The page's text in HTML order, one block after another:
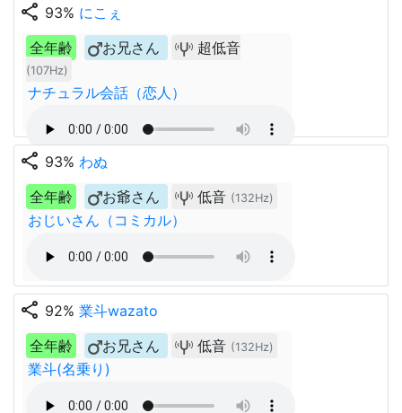
share 93% にこぇ
全年齢
お兄さん 超低音
(107Hz)
ナチュラル会話（恋人）
share 93% わぬ
全年齢
お爺さん 低音 (132Hz)
おじいさん（コミカル）
share 92% 業斗wazato
全年齢
お兄さん 低音 (132Hz)
業斗(名乗り)